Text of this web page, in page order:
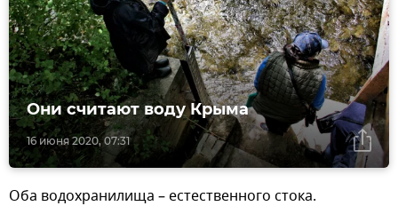
16 июня 2020, 07:31
Они считают воду Крыма
Оба водохранилища – естественного стока.